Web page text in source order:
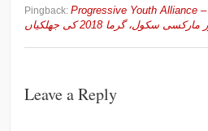
Pingback:Progressive Youth Alliance – وڈیو: طلبہ یونین بحالی
سکول، گرما 2018 کی جھلکیاں
Leave a Reply